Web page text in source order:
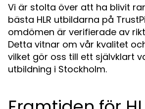
Vi är stolta över att ha blivit
bästa HLR utbildarna på
omdömen är verifierade av
Detta vitnar om vår kvalitet
vilket gör oss till ett självklart
utbildning i Stockholm.